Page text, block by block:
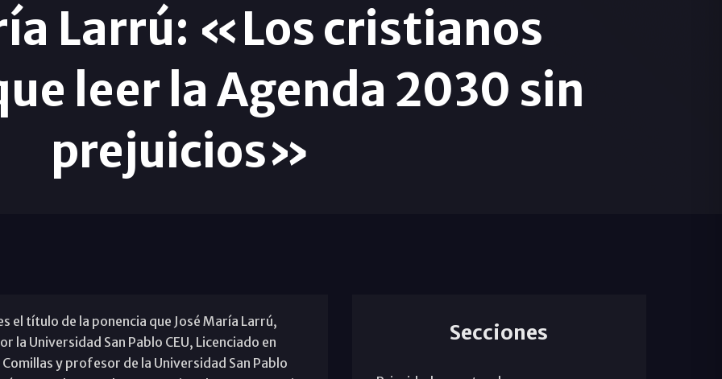
Larrú: «Los cristianos
leer la Agenda 2030 sin
prejuicios»
el título de la ponencia que José María Larrú,
la Universidad San Pablo CEU, Licenciado en
y profesor de la Universidad San Pablo
Secciones